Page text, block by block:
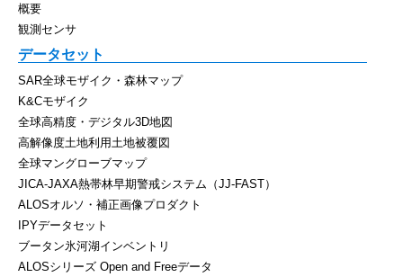
概要
観測センサ
データセット
SAR全球モザイク・森林マップ
K&Cモザイク
全球高精度・デジタル3D地図
高解像度土地利用土地被覆図
全球マングローブマップ
JICA-JAXA熱帯林早期警戒システム（JJ-FAST）
ALOSオルソ・補正画像プロダクト
IPYデータセット
ブータン氷河湖インベントリ
ALOSシリーズ Open and Freeデータ